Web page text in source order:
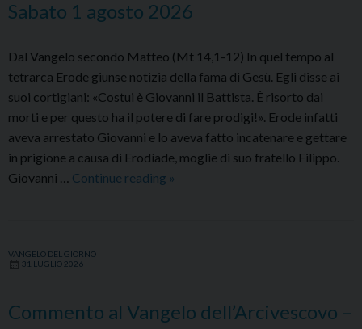
Sabato 1 agosto 2026
Dal Vangelo secondo Matteo (Mt 14,1-12) In quel tempo al
tetrarca Erode giunse notizia della fama di Gesù. Egli disse ai
suoi cortigiani: «Costui è Giovanni il Battista. È risorto dai
morti e per questo ha il potere di fare prodigi!». Erode infatti
aveva arrestato Giovanni e lo aveva fatto incatenare e gettare
in prigione a causa di Erodìade, moglie di suo fratello Filippo.
Giovanni … Continue reading Commento
agosto
»
VANGELO DEL GIORNO
31 LUGLIO 2026
Commento al Vangelo dell’Arcivescovo –